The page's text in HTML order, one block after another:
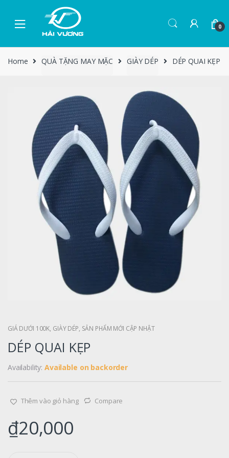
0
Home QUÀ TẶNG MAY MẶC GIÀY DÉP DÉP QUAI KẸP
GIÁ DƯỚI 100K, GIÀY DÉP, SẢN PHẨM MỚI CẬP NHẬT
DÉP QUAI KẸP
Availability:Available on backorder
Thêm vào giỏ hàng Compare
₫20,000